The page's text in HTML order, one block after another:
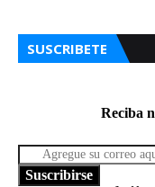
SUSCRIBETE
Reciba
Suscribirse